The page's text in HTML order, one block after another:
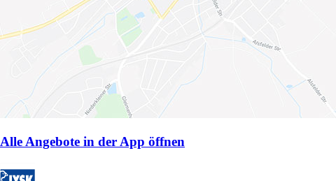
Alle Angebote in der App öffnen